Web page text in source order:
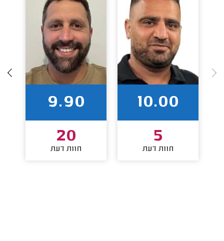
10.00
5
חוות דעת
9.90
20
חוות דעת